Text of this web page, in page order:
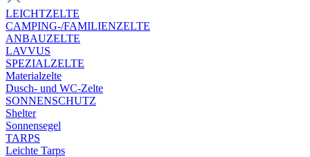
LEICHTZELTE
CAMPING-/FAMILIENZELTE
ANBAUZELTE
LAVVUS
SPEZIALZELTE
Materialzelte
Dusch- und WC-Zelte
SONNENSCHUTZ
Shelter
Sonnensegel
TARPS
Leichte Tarps